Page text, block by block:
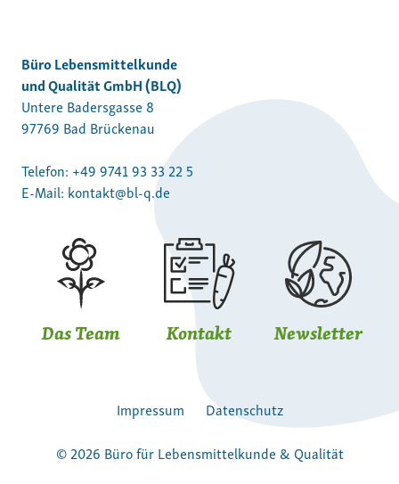
Büro Lebensmittelkunde
und Qualität GmbH (BLQ)
Untere Badersgasse 8
97769 Bad Brückenau
Telefon: +49 9741 93 33 22 5
E-Mail: kontakt@bl-q.de
Das Team Kontakt Newsletter
Impressum
Datenschutz
© 2026 Büro für Lebensmittelkunde & Qualität